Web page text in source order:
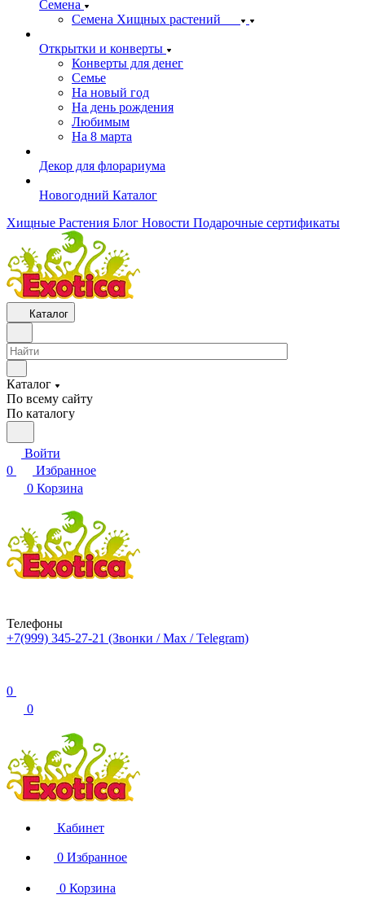
Семена
Семена Хищных растений
Открытки и конверты
Конверты для денег
Семье
На новый год
На день рождения
Любимым
На 8 марта
Декор для флорариума
Новогодний Каталог
Хищные Растения Блог Новости Подарочные сертификаты
Каталог
Каталог
По всему сайту
По каталогу
Войти
0
Избранное
0 Корзина
Телефоны
+7(999) 345-27-21 (Звонки / Max / Telegram)
0
0
Кабинет
0 Избранное
0 Корзина